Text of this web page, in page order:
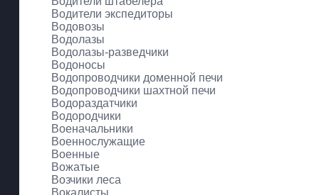
Водители экспедиторы
Водовозы
Водолазы
Водолазы-разведчики
Водоносы
Водопроводчики доменной печи
Водопроводчики шахтной печи
Водораздатчики
Водородчики
Военачальники
Военнослужащие
Военные
Вожатые
Возчики леса
Вокалисты